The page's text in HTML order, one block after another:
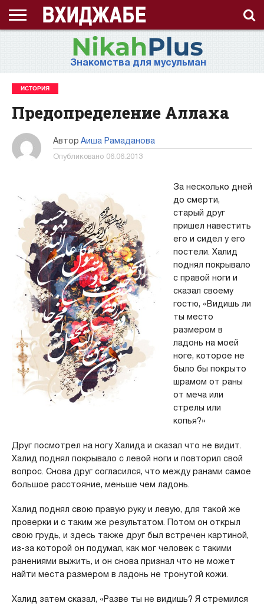
МНОГОЖЕНСТВО
МУСУЛЬМАНКА
НАПОМИНАНИЕ
Знакомства для мусульман
ИСТОРИЯ
Предопределение Аллаха
Автор Аиша Рамаданова
Опубликовано 06.06.2013
За несколько дней
до смерти,
старый друг
пришел навестить
его и сидел у его
постели. Халид
поднял покрывало
с правой ноги и
сказал своему
гостю, «Видишь ли
ты место
размером в
ладонь на моей
ноге, которое не
было бы покрыто
шрамом от раны
от меча или
стрелы или
копья?»
Друг посмотрел на ногу Халида и сказал что не видит.
Халид поднял покрывало с левой ноги и повторил свой
вопрос. Снова друг согласился, что между ранами самое
большое расстояние, меньше чем ладонь.
Халид поднял свою правую руку и левую, для такой же
проверки и с таким же результатом. Потом он открыл
свою грудь, и здесь также друг был встречен картиной,
из-за которой он подумал, как мог человек с такими
ранениями выжить, и он снова признал что не может
найти места размером в ладонь не тронутой кожи.
Халид затем сказал, «Разве ты не видишь? Я стремился